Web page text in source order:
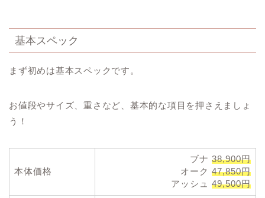
基本スペック
まず初めは基本スペックです。
お値段やサイズ、重さなど、基本的な項目を押さえましょ
う！
本体価格
ブナ 38,900円
オーク 47,850円
アッシュ 49,500円